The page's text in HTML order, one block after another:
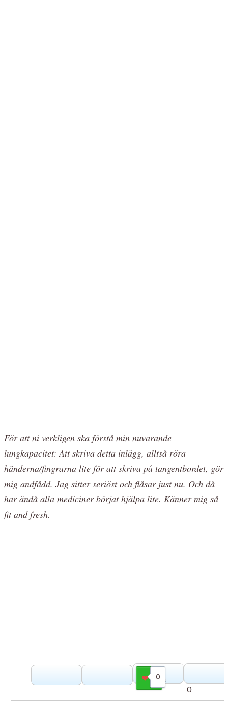
För att ni verkligen ska förstå min nuvarande
lungkapacitet: Att skriva detta inlägg, alltså röra
händerna/fingrarna lite för att skriva på tangentbordet, gör
mig andfådd. Jag sitter seriöst och flåsar just nu. Och då
har ändå alla mediciner börjat hjälpa lite. Känner mig så
fit and fresh.
0
Gilla
0